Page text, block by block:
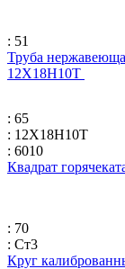
: 51
Труба
12Х18Н10Т
: 65
: 12Х18Н10Т
: 6010
Квадрат
: 70
: Ст3
Круг